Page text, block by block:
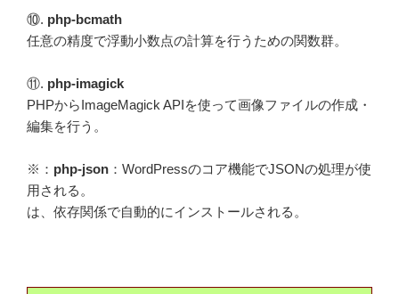
⑩. php-bcmath
任意の精度で浮動小数点の計算を行うための関数群。
⑪. php-imagick
PHPからImageMagick APIを使って画像ファイルの作成・
編集を行う。
※： php-json ：WordPressのコア機能でJSONの処理が使
用される。
は、依存関係で自動的にインストールされる。